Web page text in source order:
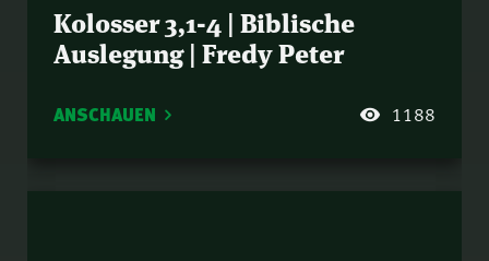
Kolosser 3,1-4 | Biblische
Auslegung | Fredy Peter
ANSCHAUEN 1188